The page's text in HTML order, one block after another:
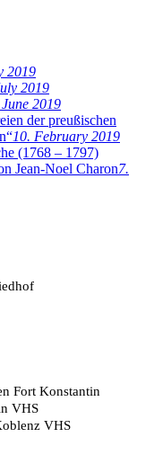
2019
2019
June 2019
der preußischen
10. February 2019
(1768 – 1797)
Jean-Noel Charon7.
Fort Konstantin
VHS
VHS